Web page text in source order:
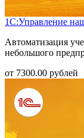
1С:Управление
Автоматизация
небольшого
от 7300.00 рублей